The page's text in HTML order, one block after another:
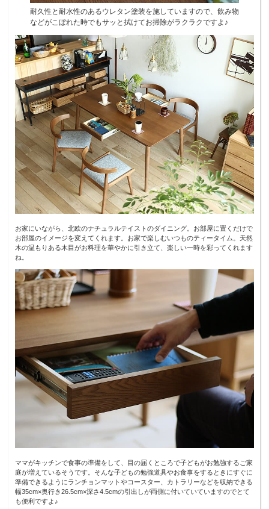
耐久性と耐水性のあるウレタン塗装を施していますので、飲み物
などがこぼれた時でもサッと拭けてお掃除がラクラクですよ♪
お家にいながら、北欧のナチュラルテイストのダイニング。お部屋に置くだけで
お部屋のイメージを変えてくれます。お家で楽しむいつものティータイム。天然
木の温もりある木目がお料理を華やかに引き立て、楽しい一時を彩ってくれます
ね。
ママがキッチンで食事の準備をして、目の届くところで子どもがお勉強するご家
庭が増えているそうです。そんな子どもの勉強道具やお食事をするときにすぐに
準備できるようにランチョンマットやコースター、カトラリーなどを収納できる
幅35cm×奥行き26.5cm×深さ4.5cmの引出しが両側に付いていていますのでとて
も便利ですよ♪